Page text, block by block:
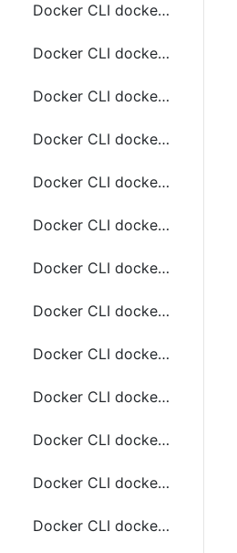
Docker CLI docker compose run常用命令
Docker CLI docker compose start和stop常用命令
Docker CLI docker compose top常用命令
Docker CLI docker compose up常用命令
Docker CLI docker compose version常用命令
Docker CLI docker container attach常用命令
Docker CLI docker container commit常用命令
Docker CLI docker cp 常用命令
Docker CLI docker container cp常用命令
Docker CLI docker create 常用命令
Docker CLI docker container create常用命令
Docker CLI docker diff 常用命令
Docker CLI docker container diff 常用命令